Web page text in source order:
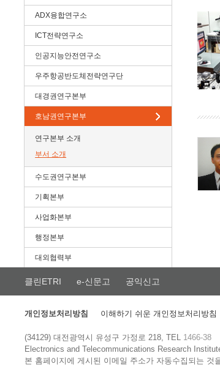
ADX융합연구소
ICT전략연구소
인공지능안전연구소
우주항공반도체전략연구단
대경권연구본부
호남권연구본부
연구본부 소개
부서 소개
수도권연구본부
기획본부
사업화본부
행정본부
대외협력부
클린ETRI e-신문고 공익신고
개인정보처리방침 이해하기 쉬운 개인정보처리방침
(34129) 대전광역시 유성구 가정로 218, TEL 1466-38
Electronics and Telecommunications Research
본 홈페이지에 게시된 이메일 주소가 자동수집되는